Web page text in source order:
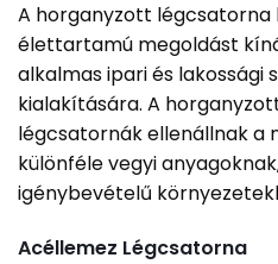
A horganyzott légcsatorna
élettartamú megoldást
alkalmas ipari és lakossági
kialakítására. A
légcsatornák ellenállnak a
különféle vegyi
igénybevételű
Acéllemez Légcsatorna